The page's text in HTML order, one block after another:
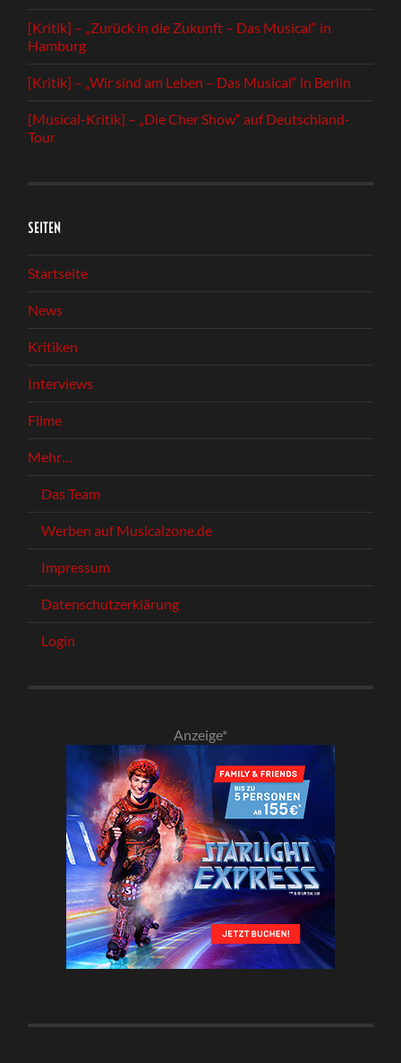
[Kritik] – „Zurück in die Zukunft – Das Musical“ in
Hamburg
[Kritik] – „Wir sind am Leben – Das Musical“ in Berlin
[Musical-Kritik] – „Die Cher Show“ auf Deutschland-
Tour
SEITEN
Startseite
News
Kritiken
Interviews
Filme
Mehr…
Das Team
Werben auf Musicalzone.de
Impressum
Datenschutzerklärung
Login
Anzeige*